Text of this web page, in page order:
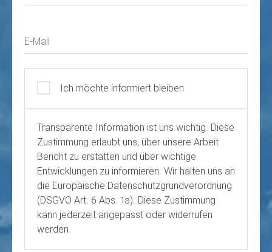
E-Mail
Ich möchte informiert bleiben
Transparente Information ist uns wichtig. Diese
Zustimmung erlaubt uns, über unsere Arbeit
Bericht zu erstatten und über wichtige
Entwicklungen zu informieren. Wir halten uns an
die Europäische Datenschutzgrundverordnung
(DSGVO Art. 6 Abs. 1a). Diese Zustimmung
kann jederzeit angepasst oder widerrufen
werden.